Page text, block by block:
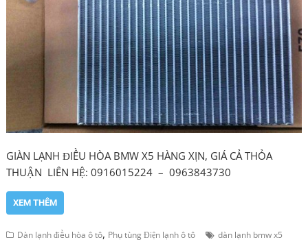
GIÀN LẠNH ĐIỀU HÒA BMW X5 HÀNG XỊN, GIÁ CẢ THỎA
THUẬN LIÊN HỆ: 0916015224 – 0963843730
XEM THÊM
Dàn lạnh điều hòa ô tô, Phụ tùng Điện lạnh ô tô
dàn lạnh bmw x5